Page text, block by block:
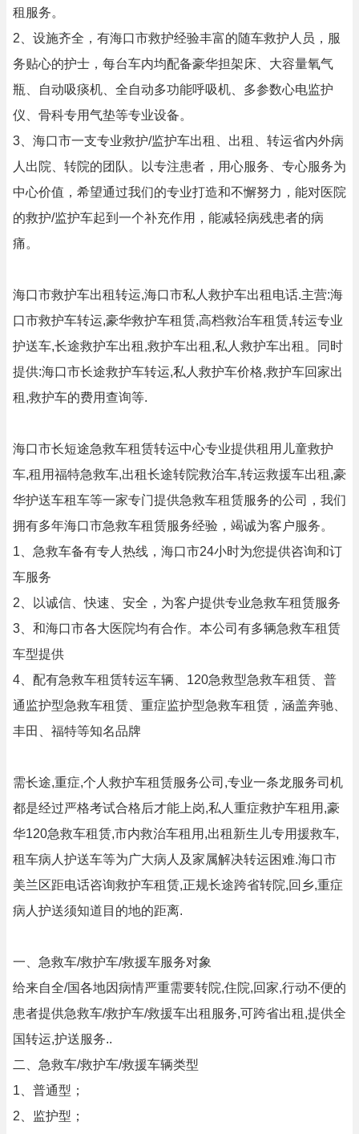
租服务。
2、设施齐全，有海口市救护经验丰富的随车救护人员，服
务贴心的护士，每台车内均配备豪华担架床、大容量氧气
瓶、自动吸痰机、全自动多功能呼吸机、多参数心电监护
仪、骨科专用气垫等专业设备。
3、海口市一支专业救护/监护车出租、出租、转运省内外病
人出院、转院的团队。以专注患者，用心服务、专心服务为
中心价值，希望通过我们的专业打造和不懈努力，能对医院
的救护/监护车起到一个补充作用，能减轻病残患者的病
痛。
海口市救护车出租转运,海口市私人救护车出租电话.主营:海
口市救护车转运,豪华救护车租赁,高档救治车租赁,转运专业
护送车,长途救护车出租,救护车出租,私人救护车出租。同时
提供:海口市长途救护车转运,私人救护车价格,救护车回家出
租,救护车的费用查询等.
海口市长短途急救车租赁转运中心专业提供租用儿童救护
车,租用福特急救车,出租长途转院救治车,转运救援车出租,豪
华护送车租车等一家专门提供急救车租赁服务的公司，我们
拥有多年海口市急救车租赁服务经验，竭诚为客户服务。
1、急救车备有专人热线，海口市24小时为您提供咨询和订
车服务
2、以诚信、快速、安全，为客户提供专业急救车租赁服务
3、和海口市各大医院均有合作。本公司有多辆急救车租赁
车型提供
4、配有急救车租赁转运车辆、120急救型急救车租赁、普
通监护型急救车租赁、重症监护型急救车租赁，涵盖奔驰、
丰田、福特等知名品牌
需长途,重症,个人救护车租赁服务公司,专业一条龙服务司机
都是经过严格考试合格后才能上岗,私人重症救护车租用,豪
华120急救车租赁,市内救治车租用,出租新生儿专用援救车,
租车病人护送车等为广大病人及家属解决转运困难.海口市
美兰区距电话咨询救护车租赁,正规长途跨省转院,回乡,重症
病人护送须知道目的地的距离.
一、急救车/救护车/救援车服务对象
给来自全/国各地因病情严重需要转院,住院,回家,行动不便的
患者提供急救车/救护车/救援车出租服务,可跨省出租,提供全
国转运,护送服务..
二、急救车/救护车/救援车辆类型
1、普通型；
2、监护型；